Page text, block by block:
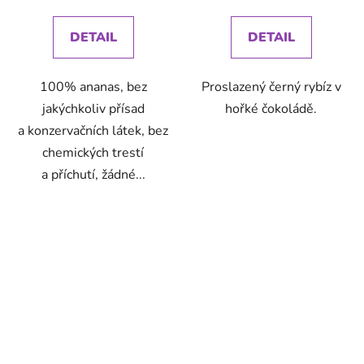
DETAIL
100% ananas, bez
jakýchkoliv přísad
a konzervačních látek, bez
chemických trestí
a příchutí, žádné...
DETAIL
Proslazený černý rybíz v
hořké čokoládě.